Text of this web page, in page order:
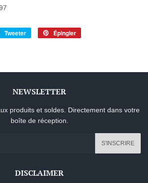
Tweeter
Tweeter
Épingler
NEWSLETTER
produits et soldes. Directement dans votre
boîte de réception.
S'INSCRIRE
DISCLAIMER